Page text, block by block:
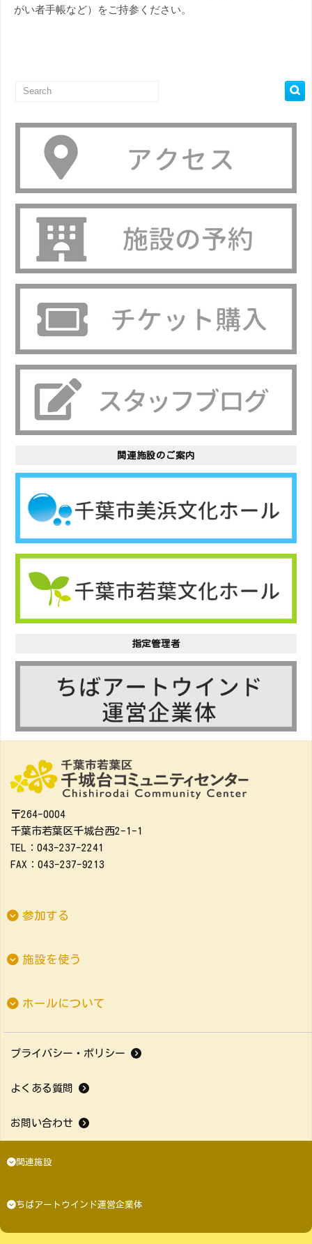
がい者手帳など）をご持参ください。
関連施設のご案内
指定管理者
〒264-0004
千葉市若葉区千城台西2-1-1
TEL：043-237-2241
FAX：043-237-9213
参加する
施設を使う
ホールについて
プライバシー・ポリシー
よくある質問
お問い合わせ
関連施設
ちばアートウインド運営企業体